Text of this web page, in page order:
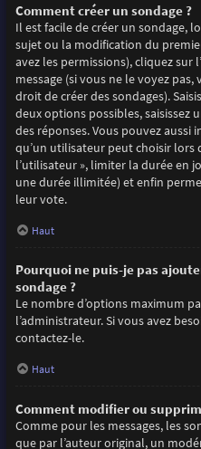
Comment créer un sondage ?
Il est facile de créer un sondage,
sujet ou la modification du
avez les permissions), cliquez sur
message (si vous ne le voyez
droit de créer des sondages).
deux options possibles, saisissez
des réponses. Vous pouvez
qu’un utilisateur peut choisir lors
l’utilisateur », limiter la durée en
une durée illimitée) et enfin
leur vote.
Haut
Pourquoi ne puis-je pas
sondage ?
Le nombre d’options maximum
l’administrateur. Si vous avez
contactez-le.
Haut
Comment modifier ou
Comme pour les messages, les
que par l’auteur original, un